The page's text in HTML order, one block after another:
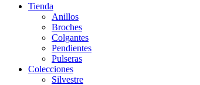
Tienda
Anillos
Broches
Colgantes
Pendientes
Pulseras
Colecciones
Silvestre